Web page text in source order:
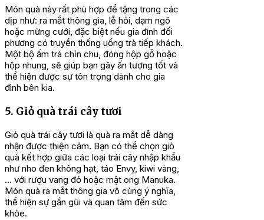
Món quà này rất phù hợp để tặng trong các
dịp như: ra mắt thông gia, lễ hỏi, dạm ngõ
hoặc mừng cưới, đặc biệt nếu gia đình đối
phương có truyền thống uống trà tiếp khách.
Một bộ ấm trà chỉn chu, đóng hộp gỗ hoặc
hộp nhung, sẽ giúp bạn gây ấn tượng tốt và
thể hiện được sự tôn trọng dành cho gia
đình bên kia.
5. Giỏ quà trái cây tươi
Giỏ quà trái cây tươi là quà ra mắt dễ dàng
nhận được thiện cảm. Bạn có thể chọn giỏ
quà kết hợp giữa các loại trái cây nhập khẩu
như nho đen không hạt, táo Envy, kiwi vàng,
… với rượu vang đỏ hoặc mật ong Manuka.
Món quà ra mắt thông gia vô cùng ý nghĩa,
thể hiện sự gần gũi và quan tâm đến sức
khỏe.